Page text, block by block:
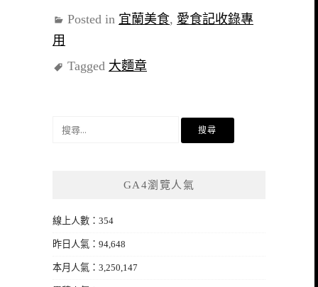
Posted in 宜蘭美食, 愛食記收錄專
用
Tagged 大麵章
GA4瀏覽人氣
線上人數：354
昨日人氣：94,648
本月人氣：3,250,147